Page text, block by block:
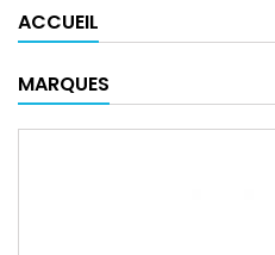
ACCUEIL
MARQUES